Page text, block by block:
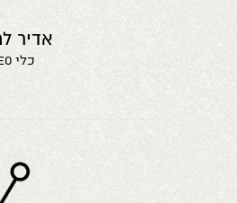
אדיר
כלי seo מתקדמים